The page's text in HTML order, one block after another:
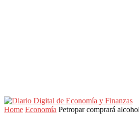
Home Economía Petropar comprará